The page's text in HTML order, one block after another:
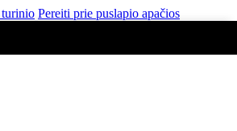
Pereiti prie puslapio apačios